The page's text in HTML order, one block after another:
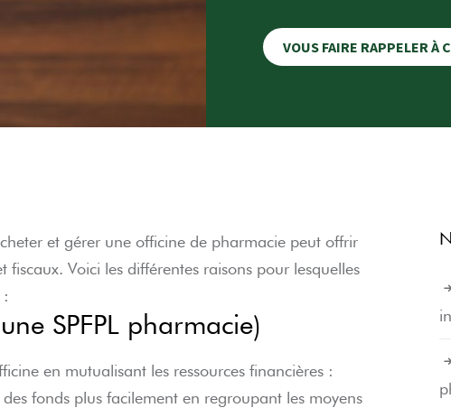
VOUS FAIRE RAPPELER À
et gérer une officine de pharmacie peut offrir
Voici les différentes raisons pour lesquelles
SPFPL pharmacie)
en mutualisant les ressources financières :
fonds plus facilement en regroupant les moyens